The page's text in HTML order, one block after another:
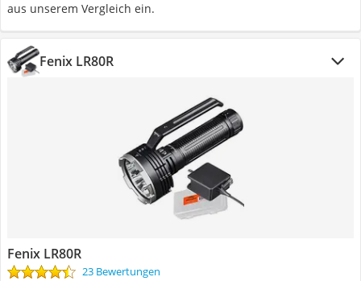
aus unserem Vergleich ein.
Fenix LR80R
Fenix LR80R
23 Bewertungen